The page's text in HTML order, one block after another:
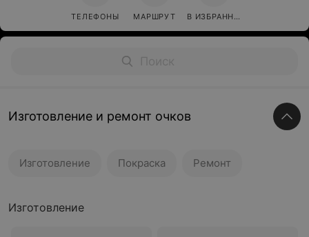
ТЕЛЕФОНЫ МАРШРУТ В ИЗБРАННОЕ
Изготовление и ремонт очков
Изготовление Покраска Ремонт
Изготовление